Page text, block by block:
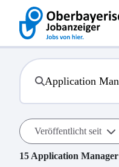
Veröffentlicht seit
15 Application Manager